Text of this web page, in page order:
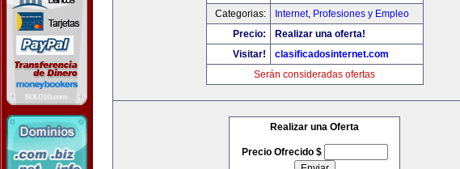
Categorias:
Internet, Profesiones y Empleo
Precio:
Realizar una oferta!
Visitar!
clasificadosinternet.com
Serán consideradas ofertas
Realizar una Oferta
Precio Ofrecido $